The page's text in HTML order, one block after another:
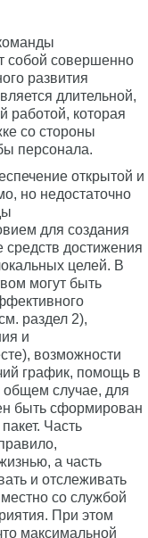
собой совершенно
развития
длительной,
работой, которая
со стороны
персонала.
открытой и
но недостаточно
для создания
достижения
целей. В
могут быть
раздел 2),
и
возможности
график, помощь в
общем случае, для
быть сформирован
Часть
а часть
и отслеживать
со службой
При этом
максимальной